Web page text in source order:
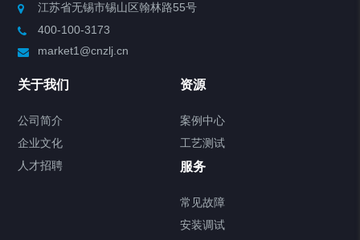
制冷加热动态控温系统
Chiller气体控温系统
江苏省无锡市锡山区翰林路55号
400-100-3173
market1@cnzlj.cn
关于我们
公司简介
企业文化
人才招聘
资源
案例中心
工艺测试
服务
常见故障
安装调试